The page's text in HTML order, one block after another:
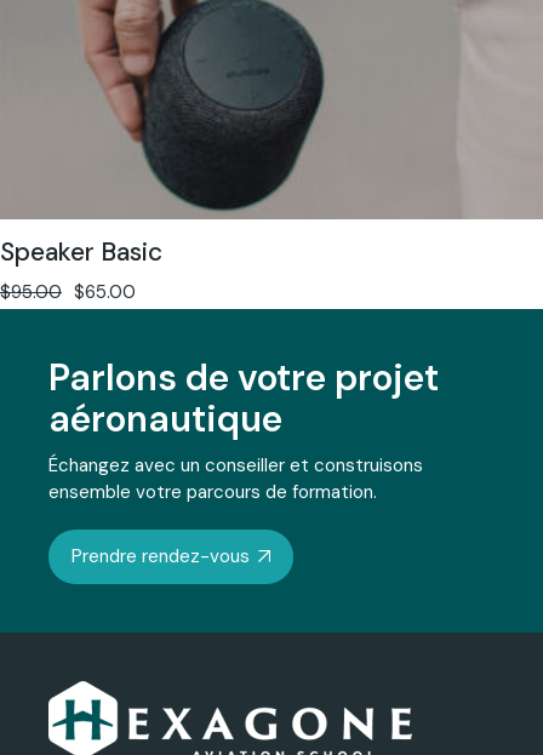
Speaker Basic
$95.00 $65.00
Parlons de votre projet
aéronautique
Échangez avec un conseiller et construisons
ensemble votre parcours de formation.
Prendre rendez-vous